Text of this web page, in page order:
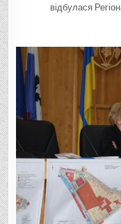
відбулася